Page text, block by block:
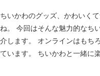
ちいかわのグッズ、かわいく
ね。 今回はそんな魅力的なち
介します。 オンラインはもち
ています。 ちいかわと一緒に